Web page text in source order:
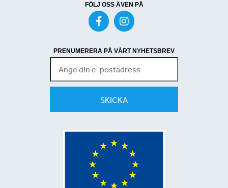
FÖLJ OSS ÄVEN PÅ
PRENUMERERA PÅ VÅRT NYHETSBREV